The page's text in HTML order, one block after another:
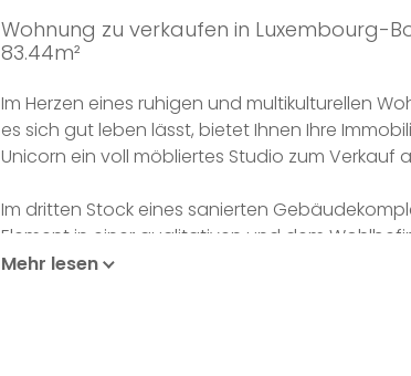
Wohnung zu verkaufen in Luxembourg-
83.44m²
Im Herzen eines ruhigen und multikulturellen
es sich gut leben lässt, bietet Ihnen Ihre
Unicorn ein voll möbliertes Studio zum Verkauf
Im dritten Stock eines sanierten
Element in einer qualitativen und dem
Atmosphäre gedacht. Wenn Sie durch die
Mehr lesen